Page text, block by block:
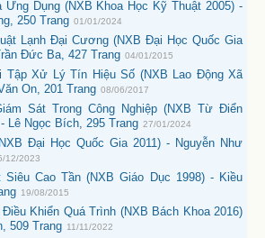
Ứng Dụng (NXB Khoa Học Kỹ Thuật 2005) -
250 Trang 01/01/2024
Lạnh Đại Cương (NXB Đại Học Quốc Gia
Đức Ba, 427 Trang 04/01/2015
Tập Xử Lý Tín Hiệu Số (NXB Lao Động Xã
On, 201 Trang 08/06/2017
Sát Trong Công Nghiệp (NXB Từ Điển
Lê Ngọc Bích, 295 Trang 27/01/2024
Đại Học Quốc Gia 2011) - Nguyễn Như
12/2023
Cao Tần (NXB Giáo Dục 1998) - Kiều
19/08/2015
Khiển Quá Trình (NXB Bách Khoa 2016)
509 Trang 11/11/2022